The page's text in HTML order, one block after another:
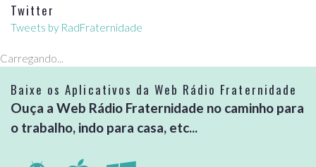
Twitter
Tweets by RadFraternidade
Carregando...
Baixe os Aplicativos da Web Rádio Fraternidade
Ouça a Web Rádio Fraternidade no caminho para
o trabalho, indo para casa, etc...